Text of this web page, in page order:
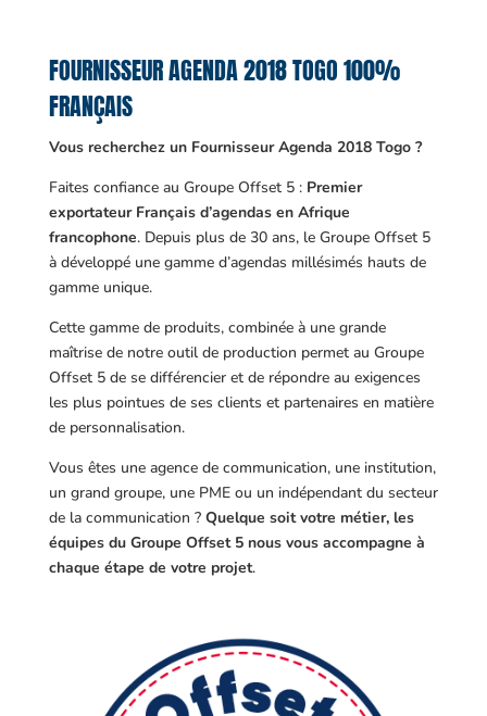
FOURNISSEUR AGENDA 2018 TOGO 100%
FRANÇAIS
Vous recherchez un Fournisseur Agenda 2018 Togo ?
Faites confiance au Groupe Offset 5 : Premier
exportateur Français d’agendas en Afrique
francophone. Depuis plus de 30 ans, le Groupe Offset 5
à développé une gamme d’agendas millésimés hauts de
gamme unique.
Cette gamme de produits, combinée à une grande
maîtrise de notre outil de production permet au Groupe
Offset 5 de se différencier et de répondre au exigences
les plus pointues de ses clients et partenaires en matière
de personnalisation.
Vous êtes une agence de communication, une institution,
un grand groupe, une PME ou un indépendant du secteur
de la communication ? Quelque soit votre métier, les
équipes du Groupe Offset 5 nous vous accompagne à
chaque étape de votre projet.